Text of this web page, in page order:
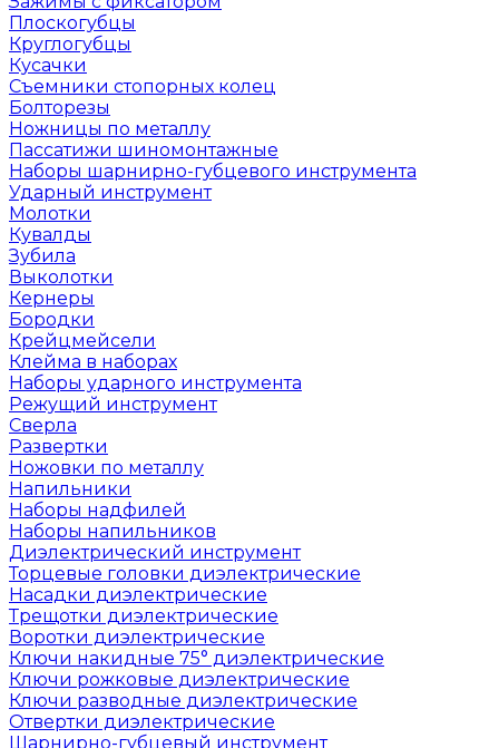
Плоскогубцы
Круглогубцы
Кусачки
Съемники стопорных колец
Болторезы
Ножницы по металлу
Пассатижи шиномонтажные
Наборы шарнирно-губцевого инструмента
Ударный инструмент
Молотки
Кувалды
Зубила
Выколотки
Кернеры
Бородки
Крейцмейсели
Клейма в наборах
Наборы ударного инструмента
Режущий инструмент
Сверла
Развертки
Ножовки по металлу
Напильники
Наборы надфилей
Наборы напильников
Диэлектрический инструмент
Торцевые головки диэлектрические
Насадки диэлектрические
Трещотки диэлектрические
Воротки диэлектрические
Ключи накидные 75° диэлектрические
Ключи рожковые диэлектрические
Ключи разводные диэлектрические
Отвертки диэлектрические
Шарнирно-губцевый инструмент